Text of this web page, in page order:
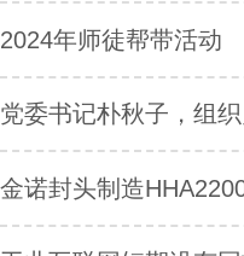
2024年师徒帮带活动